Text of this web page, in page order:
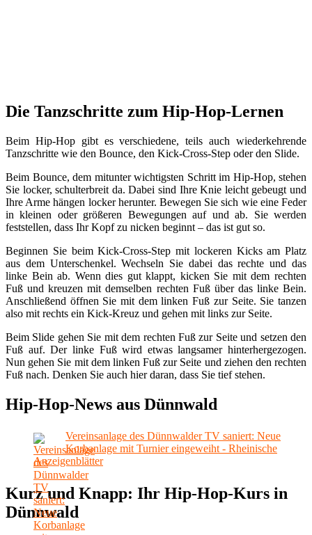
Die Tanzschritte zum Hip-Hop-Lernen
Beim Hip-Hop gibt es verschiedene, teils auch wiederkehrende
Tanzschritte wie den Bounce, den Kick-Cross-Step oder den Slide.
Beim Bounce, dem mitunter wichtigsten Schritt im Hip-Hop, stehen
Sie locker, schulterbreit da. Dabei sind Ihre Knie leicht gebeugt und
Ihre Arme hängen locker herunter. Bewegen Sie sich wie eine Feder
in kleinen oder größeren Bewegungen auf und ab. Sie werden
feststellen, dass Ihr Kopf zu nicken beginnt – das ist gut so.
Beginnen Sie beim Kick-Cross-Step mit lockeren Kicks am Platz
aus dem Unterschenkel. Wechseln Sie dabei das rechte und das
linke Bein ab. Wenn dies gut klappt, kicken Sie mit dem rechten
Fuß und kreuzen mit demselben rechten Fuß über das linke Bein.
Anschließend öffnen Sie mit dem linken Fuß zur Seite. Sie tanzen
also mit rechts ein Kick-Kreuz und gehen mit links zur Seite.
Beim Slide gehen Sie mit dem rechten Fuß zur Seite und setzen den
Fuß auf. Der linke Fuß wird etwas langsamer hinterhergezogen.
Nun gehen Sie mit dem linken Fuß zur Seite und ziehen den rechten
Fuß nach. Denken Sie auch hier daran, dass Sie tief stehen.
Hip-Hop-News aus Dünnwald
Vereinsanlage des Dünnwalder TV saniert: Neue
Korbanlage mit Turnier eingeweiht - Rheinische
Anzeigenblätter
Kurz und Knapp: Ihr Hip-Hop-Kurs in
Dünnwald